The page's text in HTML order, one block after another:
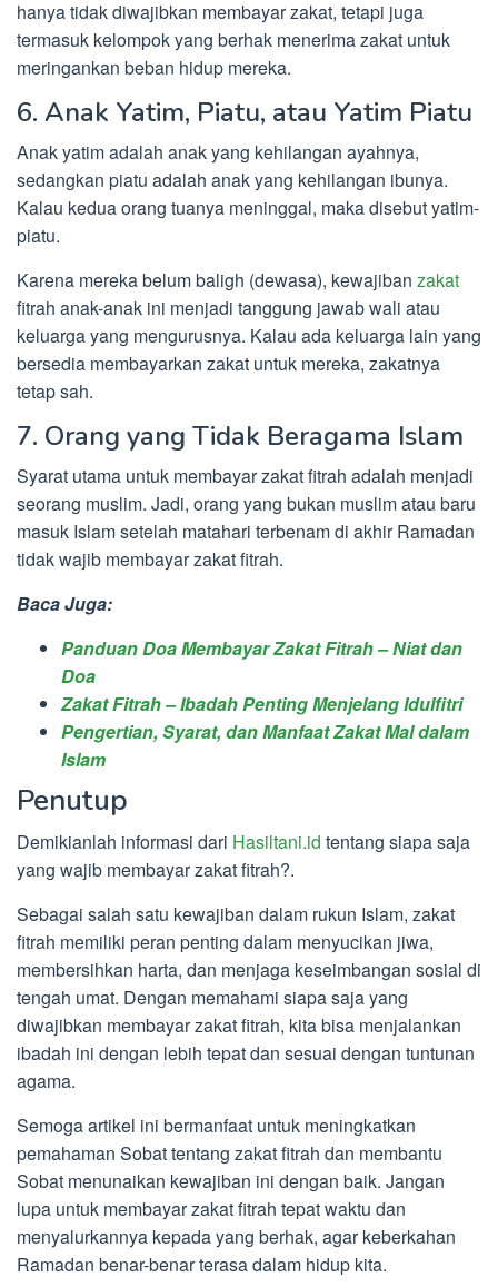
hanya tidak diwajibkan membayar zakat, tetapi juga
termasuk kelompok yang berhak menerima zakat untuk
meringankan beban hidup mereka.
6. Anak Yatim, Piatu, atau Yatim Piatu
Anak yatim adalah anak yang kehilangan ayahnya,
sedangkan piatu adalah anak yang kehilangan ibunya.
Kalau kedua orang tuanya meninggal, maka disebut yatim-
piatu.
Karena mereka belum baligh (dewasa), kewajiban zakat
fitrah anak-anak ini menjadi tanggung jawab wali atau
keluarga yang mengurusnya. Kalau ada keluarga lain yang
bersedia membayarkan zakat untuk mereka, zakatnya
tetap sah.
7. Orang yang Tidak Beragama Islam
Syarat utama untuk membayar zakat fitrah adalah menjadi
seorang muslim. Jadi, orang yang bukan muslim atau baru
masuk Islam setelah matahari terbenam di akhir Ramadan
tidak wajib membayar zakat fitrah.
Baca Juga:
Panduan Doa Membayar Zakat Fitrah – Niat dan
Doa
Zakat Fitrah – Ibadah Penting Menjelang Idulfitri
Pengertian, Syarat, dan Manfaat Zakat Mal dalam
Islam
Penutup
Demikianlah informasi dari Hasiltani.id tentang siapa saja
yang wajib membayar zakat fitrah?.
Sebagai salah satu kewajiban dalam rukun Islam, zakat
fitrah memiliki peran penting dalam menyucikan jiwa,
membersihkan harta, dan menjaga keseimbangan sosial di
tengah umat. Dengan memahami siapa saja yang
diwajibkan membayar zakat fitrah, kita bisa menjalankan
ibadah ini dengan lebih tepat dan sesuai dengan tuntunan
agama.
Semoga artikel ini bermanfaat untuk meningkatkan
pemahaman Sobat tentang zakat fitrah dan membantu
Sobat menunaikan kewajiban ini dengan baik. Jangan
lupa untuk membayar zakat fitrah tepat waktu dan
menyalurkannya kepada yang berhak, agar keberkahan
Ramadan benar-benar terasa dalam hidup kita.